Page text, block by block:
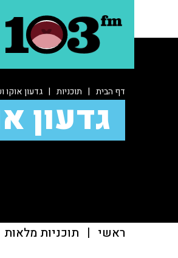
דף הבית | תוכניות | גדעון אוקו
גדעון
ראשי | תוכניות מלאות